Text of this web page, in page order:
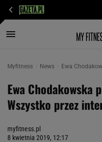
Myfitness News Ewa
Ewa Chodakowska
Wszystko przez
myfitness.pl
8 kwietnia 2019, 12:17